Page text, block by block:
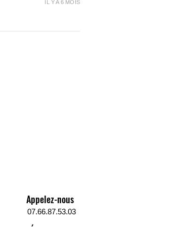
: 1 Kg
IL Y A 6 MOIS
Appelez-nous
07.66.87.53.03